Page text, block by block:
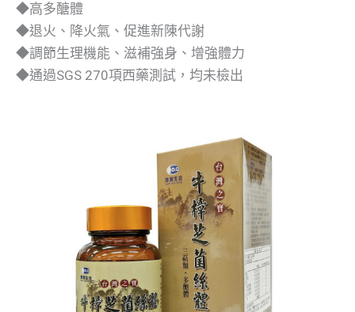
◆高多醣體
◆退火、降火氣、促進新陳代謝
◆調節生理機能、滋補強身、增強體力
◆通過SGS 270項西藥測試，均未檢出